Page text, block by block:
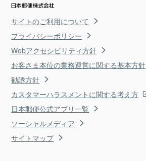
サイトのご利用について
プライバシーポリシー
Webアクセシビリティ方針
お客さま本位の業務運営に関する基本方針
勧誘方針
カスタマーハラスメントに関する考え方
日本郵便公式アプリ一覧
ソーシャルメディア
サイトマップ